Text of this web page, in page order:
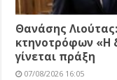
Θανάσης
κτηνοτρόφων «Η
γίνεται πράξη
07/08/2026 16:05